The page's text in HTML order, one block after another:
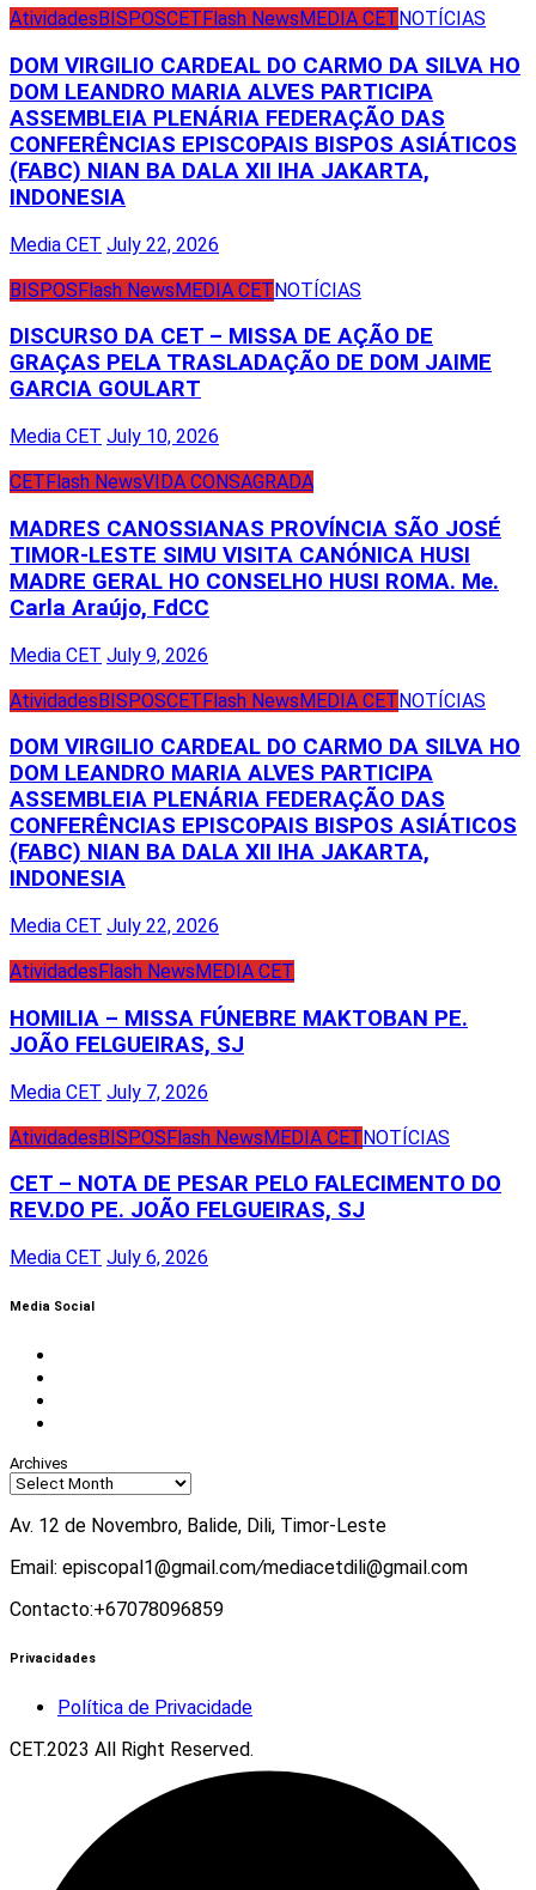
Atividades BISPOSCET Flash News MEDIA CET NOTÍCIAS
DOM VIRGILIO CARDEAL DO CARMO DA SILVA HO
DOM LEANDRO MARIA ALVES PARTICIPA
ASSEMBLEIA PLENÁRIA FEDERAÇÃO DAS
CONFERÊNCIAS EPISCOPAIS BISPOS ASIÁTICOS
(FABC) NIAN BA DALA XII IHA JAKARTA,
INDONESIA
Media CET July 22, 2026
BISPOSFlash NewsMEDIA CETNOTÍCIAS
DISCURSO DA CET – MISSA DE AÇÃO DE
GRAÇAS PELA TRASLADAÇÃO DE DOM JAIME
GARCIA GOULART
Media CET July 10, 2026
CET Flash NewsVIDA CONSAGRADA
MADRES CANOSSIANAS PROVÍNCIA SÃO JOSÉ
TIMOR-LESTE SIMU VISITA CANÓNICA HUSI
MADRE GERAL HO CONSELHO HUSI ROMA. Me.
Carla Araújo, FdCC
Media CET July 9, 2026
AtividadesBISPOSCETFlash NewsMEDIA CETNOTÍCIAS
DOM VIRGILIO CARDEAL DO CARMO DA SILVA HO
DOM LEANDRO MARIA ALVES PARTICIPA
ASSEMBLEIA PLENÁRIA FEDERAÇÃO DAS
CONFERÊNCIAS EPISCOPAIS BISPOS ASIÁTICOS
(FABC) NIAN BA DALA XII IHA JAKARTA,
INDONESIA
Media CET July 22, 2026
AtividadesFlash NewsMEDIA CET
HOMILIA – MISSA FÚNEBRE MAKTOBAN PE.
JOÃO FELGUEIRAS, SJ
Media CET July 7, 2026
AtividadesBISPOSFlash NewsMEDIA CETNOTÍCIAS
CET – NOTA DE PESAR PELO FALECIMENTO DO
REV.DO PE. JOÃO FELGUEIRAS, SJ
Media CET July 6, 2026
Media Social
Archives
Av. 12 de Novembro, Balide, Dili, Timor-Leste
Email: episcopal1@gmail.com/mediacetdili@gmail.com
Contacto:+67078096859
Privacidades
Política de Privacidade
CET.2023 All Right Reserved.